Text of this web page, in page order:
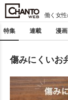
働く女性
特集 連載 漫画
傷みにくいお